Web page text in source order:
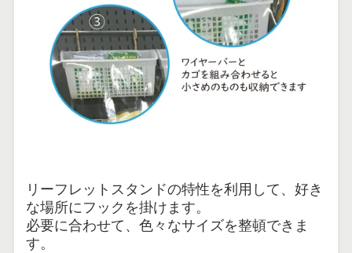
リーフレットスタンドの特性を利用して、好き
な場所にフックを掛けます。
必要に合わせて、色々なサイズを整頓できま
す。